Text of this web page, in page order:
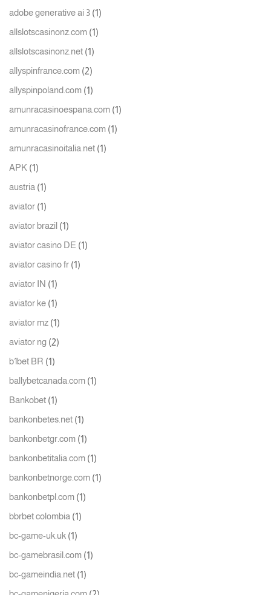
adobe generative ai 3 (1)
allslotscasinonz.com (1)
allslotscasinonz.net (1)
allyspinfrance.com (2)
allyspinpoland.com (1)
amunracasinoespana.com (1)
amunracasinofrance.com (1)
amunracasinoitalia.net (1)
APK (1)
austria (1)
aviator (1)
aviator brazil (1)
aviator casino DE (1)
aviator casino fr (1)
aviator IN (1)
aviator ke (1)
aviator mz (1)
aviator ng (2)
b1bet BR (1)
ballybetcanada.com (1)
Bankobet (1)
bankonbetes.net (1)
bankonbetgr.com (1)
bankonbetitalia.com (1)
bankonbetnorge.com (1)
bankonbetpl.com (1)
bbrbet colombia (1)
bc-game-uk.uk (1)
bc-gamebrasil.com (1)
bc-gameindia.net (1)